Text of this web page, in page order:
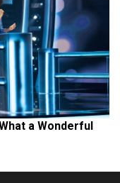
a Wonderful